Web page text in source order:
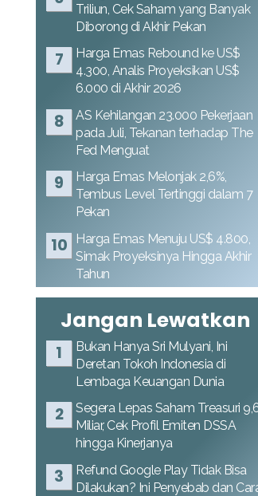
Triliun, Cek Saham yang Banyak
Diborong di Akhir Pekan
Harga Emas Rebound ke US$
4.300, Analis Proyeksikan US$
6.000 di Akhir 2026
AS Kehilangan 23.000 Pekerjaan
pada Juli, Tekanan terhadap The
Fed Menguat
Harga Emas Melonjak 2,6%,
Tembus Level Tertinggi dalam 7
Pekan
Harga Emas Menuju US$ 4.800,
Simak Proyeksinya Hingga Akhir
Tahun
Jangan Lewatkan
Bukan Hanya Sri Mulyani, Ini
Deretan Tokoh Indonesia di
Lembaga Keuangan Dunia
Segera Lepas Saham Treasuri
Miliar, Cek Profil Emiten DSSA
hingga Kinerjanya
Refund Google Play Tidak Bisa
Dilakukan? Ini Penyebab dan